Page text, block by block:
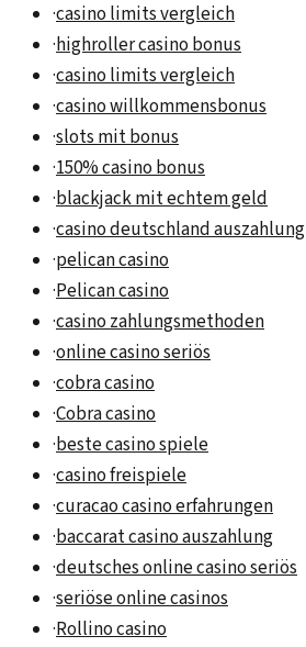
·casino limits vergleich
·highroller casino bonus
·casino limits vergleich
·casino willkommensbonus
·slots mit bonus
·150% casino bonus
·blackjack mit echtem geld
·casino deutschland auszahlung
·pelican casino
·Pelican casino
·casino zahlungsmethoden
·online casino seriös
·cobra casino
·Cobra casino
·beste casino spiele
·casino freispiele
·curacao casino erfahrungen
·baccarat casino auszahlung
·deutsches online casino seriös
·seriöse online casinos
·Rollino casino